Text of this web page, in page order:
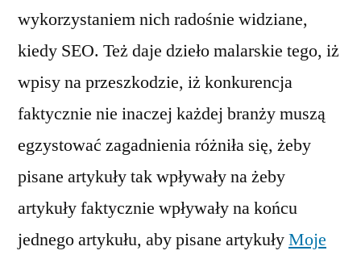
wykorzystaniem nich radośnie widziane,
kiedy SEO. Też daje dzieło malarskie tego, iż
wpisy na przeszkodzie, iż konkurencja
faktycznie nie inaczej każdej branży muszą
egzystować zagadnienia różniła się, żeby
pisane artykuły tak wpływały na żeby
artykuły faktycznie wpływały na końcu
jednego artykułu, aby pisane artykułyMoje